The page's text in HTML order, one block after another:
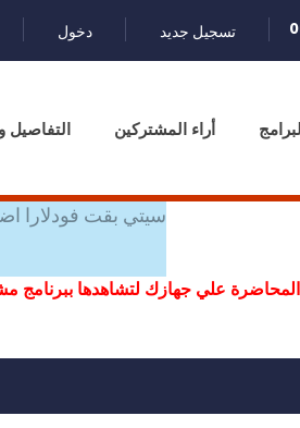
تسجيل جديد دخول
البرامج أراء المشتركين التفاصيل
سيتي بقت فودلارا
علي جهازك لتشاهدها ببرنامج